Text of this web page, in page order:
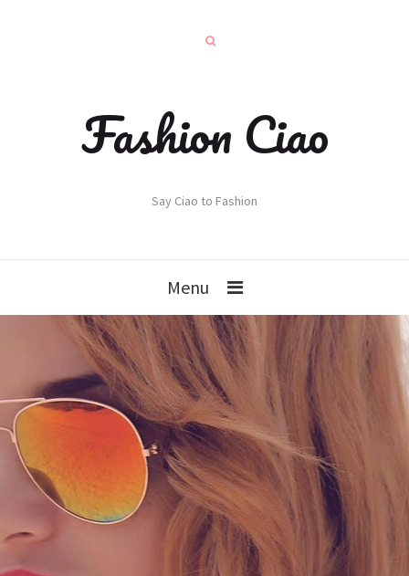
Fashion Ciao
Say Ciao to Fashion
Menu